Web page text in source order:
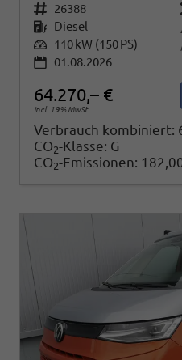
Fahrzeugnr. 26388
Kraftstoff Diesel
Leistung 110 kW (150 PS)
01.08.2026
64.270,– €
incl. 19% MwSt.
Verbrauch kombiniert:
CO2-Klasse: G
CO2-Emissionen: